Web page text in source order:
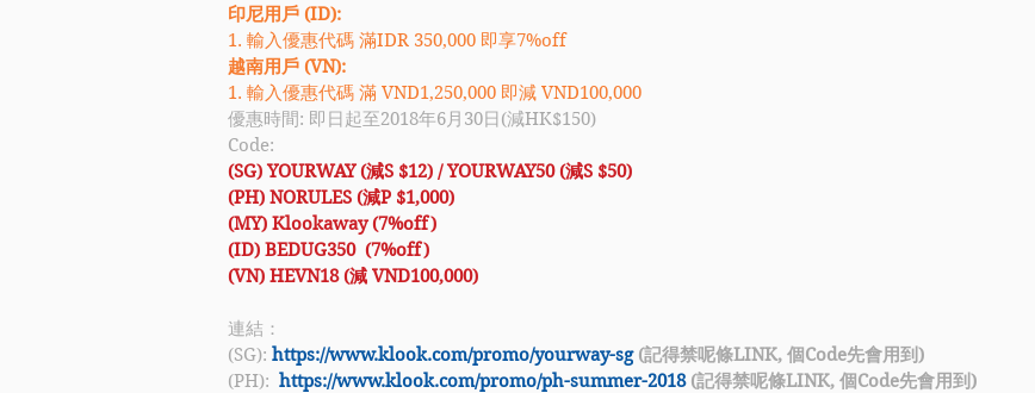
印尼用戶 (ID):
1. 輸入優惠代碼 滿IDR 350,000 即享7%off
越南用戶 (VN):
1. 輸入優惠代碼 滿 VND1,250,000 即減 VND100,000
優惠時間: 即日起至2018年6月30日(減HK$150)
Code:
(SG) YOURWAY (減S $12) / YOURWAY50 (減S $50)
(PH) NORULES (減P $1,000)
(MY) Klookaway (7%off)
(ID) BEDUG350  (7%off)
(VN) HEVN18 (減 VND100,000)
連結：
(SG): https://www.klook.com/promo/yourway-sg (記得禁呢條LINK, 個Code先會用到)
(PH): https://www.klook.com/promo/ph-summer-2018 (記得禁呢條LINK, 個Code先會用到)